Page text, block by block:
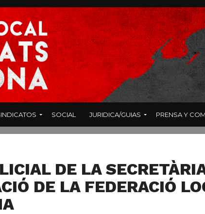
SOCIAL JURIDICA/GUIAS PRENSA Y
DE LA
DE LA FEDERACIÓ